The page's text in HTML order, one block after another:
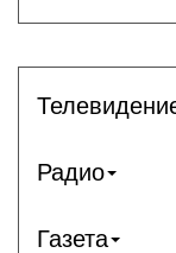
Радио
Газета